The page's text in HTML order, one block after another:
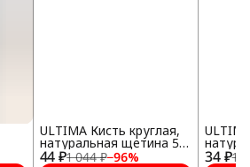
44 ₽1 044 ₽−96%
ULTIMA Кисть круглая,
натуральная щетина 55
мм №16
34 ₽1
мм №14